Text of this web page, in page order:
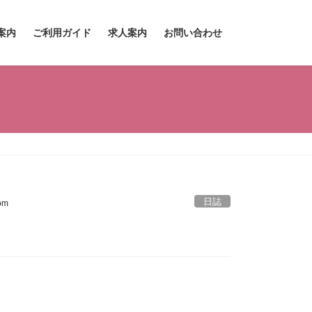
内 ご利用ガイド 求人案内 お問い合わせ
日誌